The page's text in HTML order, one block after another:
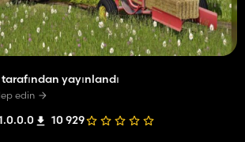
yayınlandı
edin
10 929